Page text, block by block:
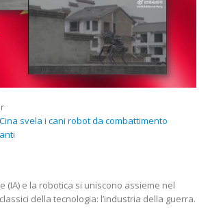
CANI
ROBOT
DA
COMBATTIMENTO
PORTATI
DA
DRONI
svela i cani robot da combattimento
(IA) e la robotica si uniscono assieme nel
della tecnologia: l’industria della guerra.